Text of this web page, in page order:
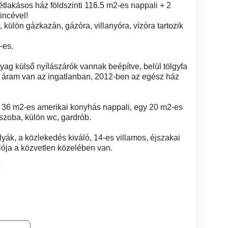
ház földszinti 116.5 m2-es nappali + 2
külön gázkazán, gázóra, villanyóra, vízóra tartozik
es.
külső nyílászárók vannak beépítve, belül tölgyfa
van az ingatlanban, 2012-ben az egész ház
m2-es amerikai konyhás nappali, egy 20 m2-es
külön wc, gardrób.
a közlekedés kiváló, 14-es villamos, éjszakai
a közvetlen közelében van.